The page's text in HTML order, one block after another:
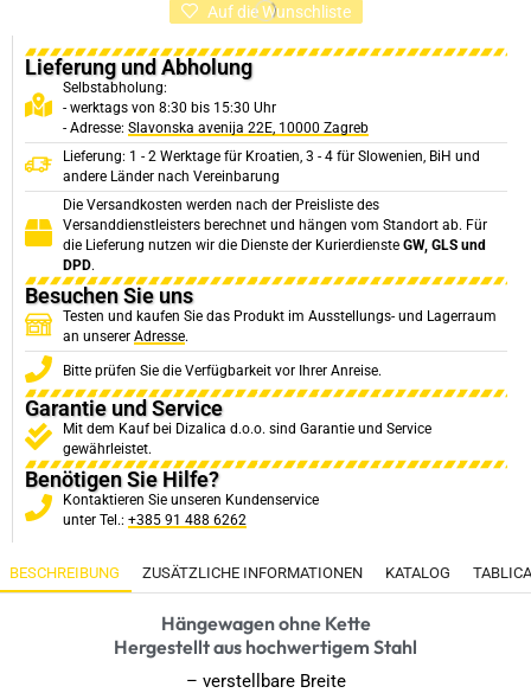
Auf die Wunschliste
Lieferung und Abholung
Selbstabholung:
- werktags von 8:30 bis 15:30 Uhr
- Adresse: Slavonska avenija 22E, 10000 Zagreb
Lieferung: 1 - 2 Werktage für Kroatien, 3 - 4 für Slowenien, BiH und
andere Länder nach Vereinbarung
Die Versandkosten werden nach der Preisliste des
Versanddienstleisters berechnet und hängen vom Standort ab. Für
die Lieferung nutzen wir die Dienste der Kurierdienste GW, GLS und
DPD.
Besuchen Sie uns
Testen und kaufen Sie das Produkt im Ausstellungs- und Lagerraum
an unserer Adresse.
Bitte prüfen Sie die Verfügbarkeit vor Ihrer Anreise.
Garantie und Service
Mit dem Kauf bei Dizalica d.o.o. sind Garantie und Service
gewährleistet.
Benötigen Sie Hilfe?
Kontaktieren Sie unseren Kundenservice
unter Tel.: +385 91 488 6262
BESCHREIBUNG ZUSÄTZLICHE INFORMATIONEN KATALOG TABLICA
Hängewagen ohne Kette
Hergestellt aus hochwertigem Stahl
– verstellbare Breite